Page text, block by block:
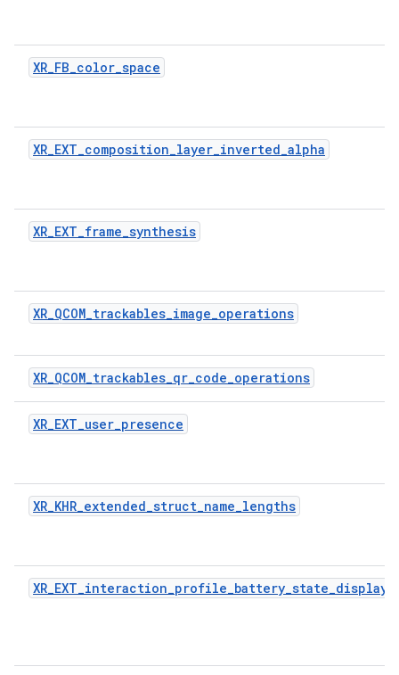
XR_FB_color_space
XR_EXT_composition_layer_inverted_alpha
XR_EXT_frame_synthesis
XR_QCOM_trackables_image_operations
XR_QCOM_trackables_qr_code_operations
XR_EXT_user_presence
XR_KHR_extended_struct_name_lengths
XR_EXT_interaction_profile_battery_state_display